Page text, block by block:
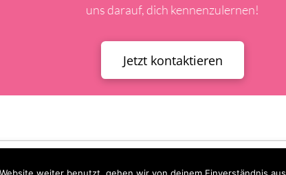
uns darauf, dich kennenzulernen!
Jetzt kontaktieren
weiter benutzt, gehen wir von deinem Einverständnis aus.